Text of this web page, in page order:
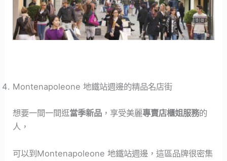
Montenapoleone 地鐵站週邊的精品名店街
想要一間一間逛當季新品 ，享受美麗專賣店櫃姐服務的
人，
可以到Montenapoleone 地鐵站週邊，這區品牌很密集